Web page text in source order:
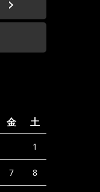
金 土
1
7 8